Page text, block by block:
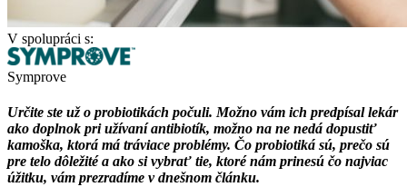
V spolupráci s:
Symprove
Určite ste už o probiotikách počuli. Možno vám ich predpísal lekár
ako doplnok pri užívaní antibiotík, možno na ne nedá dopustiť
kamoška, ktorá má tráviace problémy. Čo probiotiká sú, prečo sú
pre telo dôležité a ako si vybrať tie, ktoré nám prinesú čo najviac
úžitku, vám prezradíme v dnešnom článku.